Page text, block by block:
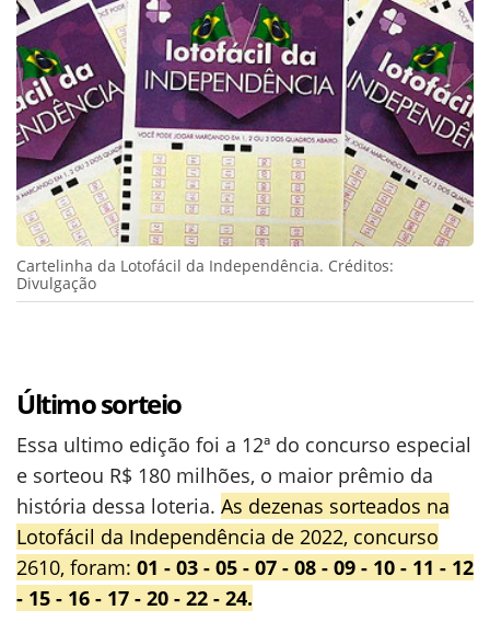
Cartelinha da Lotofácil da Independência. Créditos:
Divulgação
Último sorteio
Essa ultimo edição foi a 12ª do concurso especial
e sorteou R$ 180 milhões, o maior prêmio da
história dessa loteria. As dezenas sorteados na
Lotofácil da Independência de 2022, concurso
2610, foram: 01 - 03 - 05 - 07 - 08 - 09 - 10 - 11 - 12
- 15 - 16 - 17 - 20 - 22 - 24.